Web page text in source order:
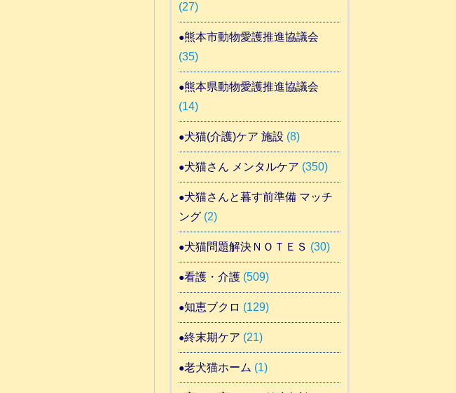
(27)
熊本市動物愛護推進協議会
(35)
熊本県動物愛護推進協議会
(14)
犬猫(介護)ケア 施設 (8)
犬猫さん メンタルケア (350)
犬猫さんと暮す前準備 マッチ
ング(2)
犬猫問題解決ＮＯＴＥＳ (30)
看護・介護(509)
知恵ブクロ (129)
終末期ケア (21)
老犬猫ホーム (1)